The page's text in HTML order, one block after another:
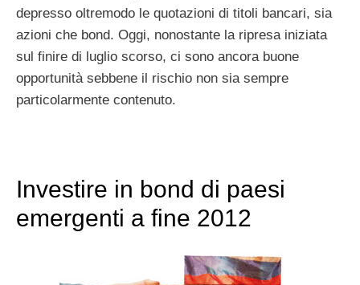
depresso oltremodo le quotazioni di titoli bancari, sia
azioni che bond. Oggi, nonostante la ripresa iniziata
sul finire di luglio scorso, ci sono ancora buone
opportunità sebbene il rischio non sia sempre
particolarmente contenuto.
Investire in bond di paesi
emergenti a fine 2012